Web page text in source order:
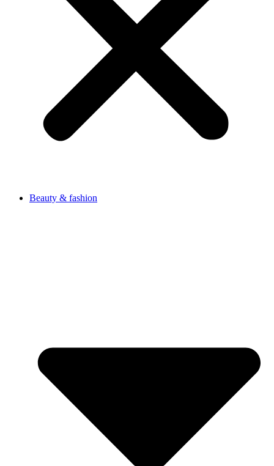
Beauty & fashion